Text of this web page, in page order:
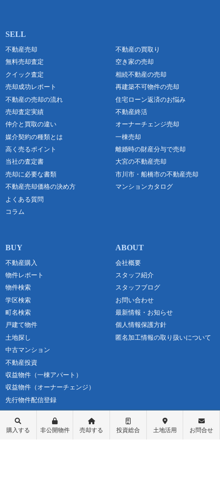
不動産売却
無料売却査定
クイック査定
売却成功レポート
不動産の売却の流れ
売却査定実績
仲介と買取の違い
媒介契約の種類とは
高く売るポイント
当社の査定書
売却に必要な書類
不動産売却価格の決め方
よくある質問
コラム
不動産の買取り
空き家の売却
相続不動産の売却
再建築不可物件の売却
住宅ローン返済のお悩み
不動産終活
オーナーチェンジ売却
一棟売却
離婚時の財産分与で売却
大宮の不動産売却
市川市・船橋市の不動産売却
マンションカタログ
不動産購入
物件レポート
物件検索
学区検索
町名検索
戸建て物件
土地探し
中古マンション
不動産投資
収益物件（一棟アパート）
収益物件（オーナーチェンジ）
先行物件配信登録
ログイン
会社概要
スタッフ紹介
スタッフブログ
お問い合わせ
最新情報・お知らせ
個人情報保護方針
匿名加工情報の取り扱いについて
購入する 非公開物件 売却する 投資総合 土地活用 お問合せ